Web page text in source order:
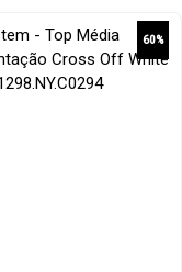
60%